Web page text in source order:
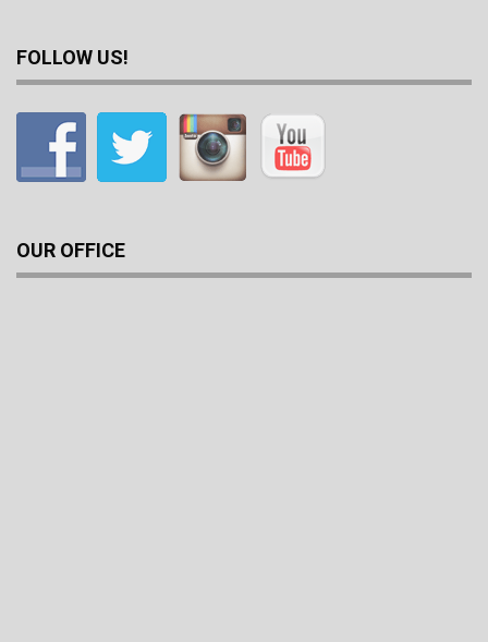
FOLLOW US!
OUR OFFICE